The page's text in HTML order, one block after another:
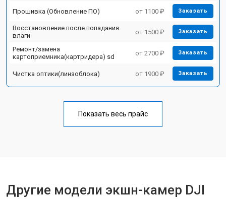
Прошивка (Обновление ПО) от 1100 ₽ Заказать
Восстановление после попадания
влаги
от 1500 ₽ Заказать
Ремонт/замена
картоприемника(картридера) sd
от 2700 ₽ Заказать
Чистка оптики(линзоблока) от 1900 ₽ Заказать
Показать весь прайс
Другие модели экшн-камер DJI